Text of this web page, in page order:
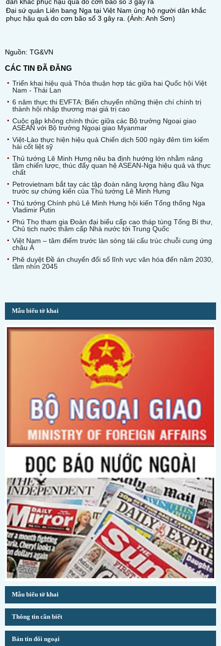
Đại sứ quán Liên bang Nga tại Việt Nam ủng hộ người dân khắc
phục hậu quả do cơn bão số 3 gây ra. (Ảnh: Anh Sơn)
Nguồn: TG&VN
CÁC TIN ĐÃ ĐĂNG
Triển khai hiệu quả Thỏa thuận hợp tác giữa hai Quốc hội Việt
Nam - Thái Lan
6 năm thực thi EVFTA: Biến chuyển những thiện chí chính trị
thành hội nhập thương mại giá trị cao
Cuộc gặp không chính thức giữa các Bộ trưởng Ngoại giao
ASEAN với Bộ trưởng Ngoại giao Myanmar
Việt-Lào thực hiện hiệu quả Chiến dịch 500 ngày đêm tìm kiếm
hài cốt liệt sỹ
Thủ tướng Lê Minh Hưng nêu ba định hướng lớn nhằm nâng
tầm chiến lược, thúc đẩy quan hệ ASEAN-Nga hiệu quả và thực
chất
Petrovietnam bắt tay các tập đoàn năng lượng hàng đầu Nga
trước sự chứng kiến của Thủ tướng Lê Minh Hưng
Thủ tướng Chính phủ Lê Minh Hưng hội kiến Tổng thống Nga
Vladimir Putin
Phú Thọ tham gia Đoàn đại biểu cấp cao tháp tùng Tổng Bí thư,
Chủ tịch nước thăm cấp Nhà nước tới Trung Quốc
Việt Nam – tâm điểm trước làn sóng tái cấu trúc chuỗi cung ứng
châu Á
Phê duyệt Đề án chuyển đổi số lĩnh vực văn hóa đến năm 2030,
tầm nhìn 2045
Mẫu biểu tờ khai
Mẫu biểu tờ khai
Thông tin cần biết
Bản tin đối ngoại